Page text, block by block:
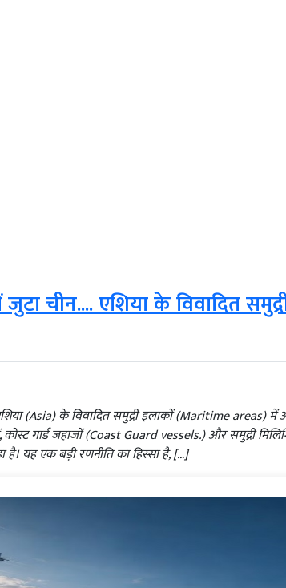
चीन.... एशिया के विवादित
(Asia) के विवादित समुद्री इलाकों (Maritime areas) में
गार्ड जहाजों (Coast Guard vessels.) और समुद्री
यह एक बड़ी रणनीति का हिस्सा है, […]